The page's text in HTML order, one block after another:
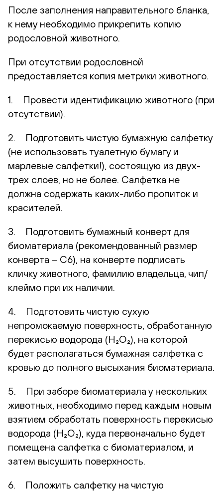
После заполнения направительного бланка,
к нему необходимо прикрепить копию
родословной животного.
При отсутствии родословной
предоставляется копия метрики животного.
1. Провести идентификацию животного (при
отсутствии).
2. Подготовить чистую бумажную салфетку
(не использовать туалетную бумагу и
марлевые салфетки!), состоящую из двух-
трех слоев, но не более. Салфетка не
должна содержать каких-либо пропиток и
красителей.
3. Подготовить бумажный конверт для
биоматериала (рекомендованный размер
конверта – С6), на конверте подписать
кличку животного, фамилию владельца, чип/
клеймо при их наличии.
4. Подготовить чистую сухую
непромокаемую поверхность, обработанную
перекисью водорода (H₂O₂), на которой
будет располагаться бумажная салфетка с
кровью до полного высыхания биоматериала.
5. При заборе биоматериала у нескольких
животных, необходимо перед каждым новым
взятием обработать поверхность перекисью
водорода (H₂O₂), куда первоначально будет
помещена салфетка с биоматериалом, и
затем высушить поверхность.
6. Положить салфетку на чистую